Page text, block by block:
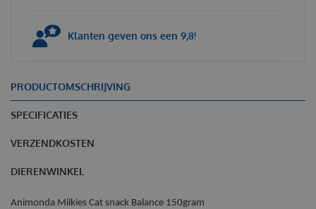
Klanten geven ons een 9,8!
PRODUCTOMSCHRIJVING
SPECIFICATIES
VERZENDKOSTEN
DIERENWINKEL
Animonda Milkies Cat snack Balance 150gram